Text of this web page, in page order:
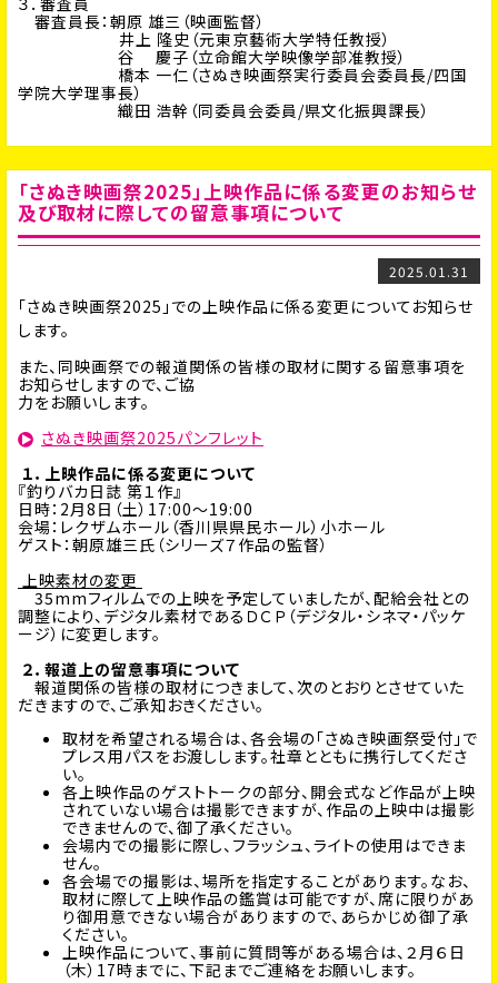
審査員長：朝原 雄三（映画監督）
井上 隆史（元東京藝術大学特任教授）
谷 慶子（立命館大学映像学部准教授）
橋本 一仁（さぬき映画祭実行委員会委員長/四国
学院大学理事長）
織田 浩幹（同委員会委員/県文化振興課長）
「さぬき映画祭2025」上映作品に係る変更のお知らせ
及び取材に際しての留意事項について
2025.01.31
「さぬき映画祭2025」での上映作品に係る変更についてお知らせ
します。
また、同映画祭での報道関係の皆様の取材に関する留意事項を
お知らせしますので、ご協
力をお願いします。
さぬき映画祭2025パンフレット
１．上映作品に係る変更について
『釣りバカ日誌 第１作』
日時：2月8日（土）17:00～19:00
会場：レクザムホール（香川県県民ホール）小ホール
ゲスト：朝原雄三氏（シリーズ７作品の監督）
上映素材の変更
35mmフィルムでの上映を予定していましたが、配給会社との
調整により、デジタル素材であるＤＣＰ（デジタル・シネマ・パッケ
ージ）に変更します。
２．報道上の留意事項について
報道関係の皆様の取材につきまして、次のとおりとさせていた
だきますので、ご承知おきください。
取材を希望される場合は、各会場の「さぬき映画祭受付」で
プレス用パスをお渡しします。社章とともに携行してくださ
い。
各上映作品のゲストトークの部分、開会式など作品が上映
されていない場合は撮影できますが、作品の上映中は撮影
できませんので、御了承ください。
会場内での撮影に際し、フラッシュ、ライトの使用はできま
せん。
各会場での撮影は、場所を指定することがあります。なお、
取材に際して上映作品の鑑賞は可能ですが、席に限りがあ
り御用意できない場合がありますので、あらかじめ御了承
ください。
上映作品について、事前に質問等がある場合は、２月６日
（木）17時までに、下記までご連絡をお願いします。